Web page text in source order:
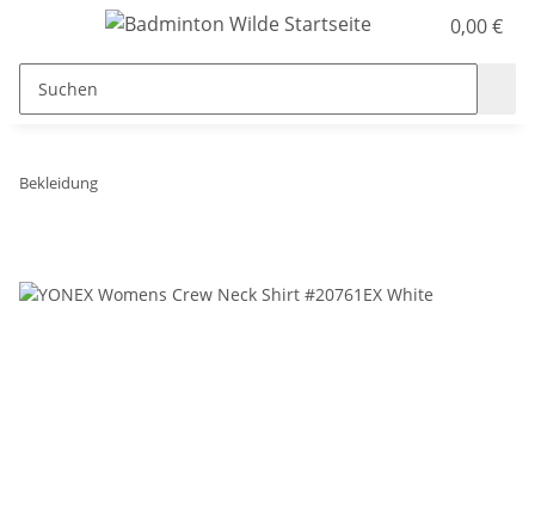
0,00 €
Bekleidung